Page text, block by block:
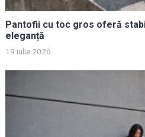
Pantofii cu toc gros oferă
eleganță
19 iulie 2026